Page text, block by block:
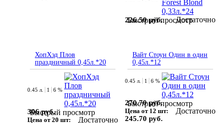
Быстрый просмотр
226.50 руб. Достаточно
ХопХэд Плов
праздничный 0,45л.*20
Быстрый просмотр
0.45 л. 1 6 %
306 руб.
Цена от 20 шт: Достаточно
Вайт Стоун Один в один
0,45л.*12
Быстрый просмотр
0.45 л. 1 6 %
270.70 руб.
Цена от 12 шт:
245.70 руб.
Достаточно